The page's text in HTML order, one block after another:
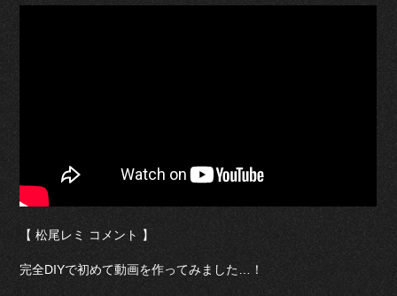
【 松尾レミ コメント 】
完全DIYで初めて動画を作ってみました…！